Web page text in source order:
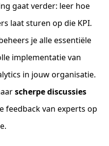
gaat verder: leer hoe
laat sturen op die KPI.
je alle essentiële
implementatie van
in jouw organisatie.
scherpe discussies
feedback van experts op